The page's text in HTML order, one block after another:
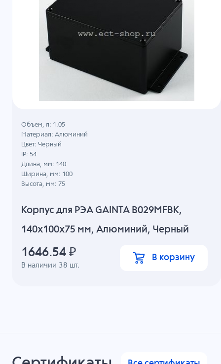
Корпус для РЭА GAINTA B029MFBK,
140x100x75 мм, Алюминий, Черный
В наличии 38 шт.
Объем, л: 1.05
Материал: Алюминий
Цвет: Черный
IP: 54
Длина, мм: 140
Ширина, мм: 100
Высота, мм: 75
1646.54 ₽ В корзину